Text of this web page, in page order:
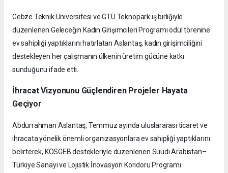
Gebze Teknik Üniversitesi ve GTÜ Teknopark iş birliğiyle
düzenlenen Geleceğin Kadın Girişimcileri Programı ödül törenine
ev sahipliği yaptıklarını hatırlatan Aslantaş, kadın girişimciliğini
destekleyen her çalışmanın ülkenin üretim gücüne katkı
sunduğunu ifade etti.
İhracat Vizyonunu Güçlendiren Projeler Hayata
Geçiyor
Abdurrahman Aslantaş, Temmuz ayında uluslararası ticaret ve
ihracata yönelik önemli organizasyonlara ev sahipliği yaptıklarını
belirterek, KOSGEB destekleriyle düzenlenen Suudi Arabistan–
Türkiye Sanayi ve Lojistik İnovasyon Koridoru Programı